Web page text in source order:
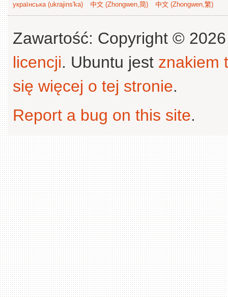
українська (ukrajins'ka)
中文 (Zhongwen,简) 中文 (Zhongwen,繁)
Zawartość: Copyright ©
licencji. Ubuntu jest znakiem
się więcej o tej stronie.
Report a bug on this site.